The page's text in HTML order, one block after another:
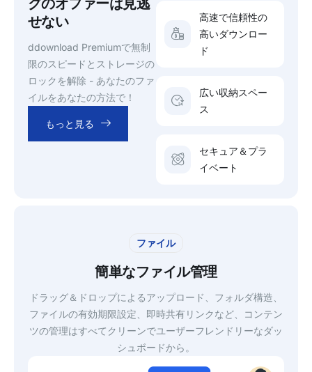
グのオファーは見逃
せない
ddownload Premiumで無制
限のスピードとストレージの
ロックを解除 - あなたのファ
イルをあなたの方法で！
もっと見る
高速で信頼性の
高いダウンロー
ド
広い収納スペー
ス
セキュア＆プラ
イベート
ファイル
簡単なファイル管理
ドラッグ＆ドロップによるアップロード、フォルダ構造、
ファイルの有効期限設定、即時共有リンクなど、コンテン
ツの管理はすべてクリーンでユーザーフレンドリーなダッ
シュボードから。